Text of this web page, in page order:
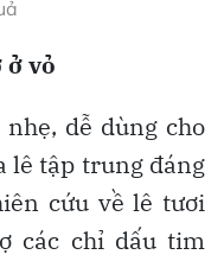
vỏ
dễ dùng cho
lê tập trung đáng
cứu về lê tươi
các chỉ dấu tim